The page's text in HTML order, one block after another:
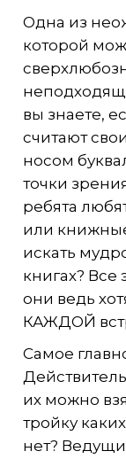
Одна из
которой
вы знаете,
считают
носом
точки
ребята
или
искать
книгах? Все
они ведь
КАЖДОЙ
Самое
их можно
тройку
нет?